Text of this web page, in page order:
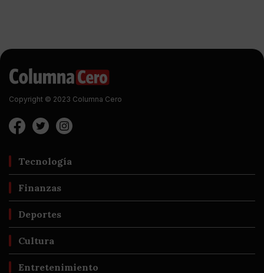
Copyright © 2023 Columna Cero
Tecnología
Finanzas
Deportes
Cultura
Entretenimiento